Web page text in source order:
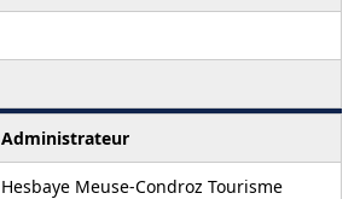
Administrateur
Hesbaye Meuse-Condroz Tourisme